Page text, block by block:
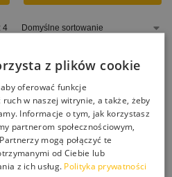
4
i powłoki hydrofobowe
zachowanie czystości,
na tyle porowate, że brud łatwo
łazienek, czy kuchni bywa
hydrofobowej ułatwia
Hydrofobizacja zabezpiecza
przed kwasami, które potrafią
z plików cookie
oferować funkcje
ruch w naszej witrynie, a także, żeby
Informacje o tym, jak korzystasz
partnerom społecznościowym,
mogą połączyć te
od Ciebie lub
z ich usług. Polityka prywatności